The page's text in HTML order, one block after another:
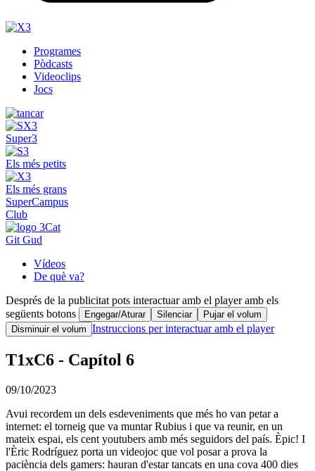
Programes
Pòdcasts
Videoclips
Jocs
Super3
Els més petits
Els més grans
SuperCampus
Club
Git Gud
Vídeos
De què va?
Després de la publicitat pots interactuar amb el player amb els
següents botons
Engegar/Aturar Silenciar
Pujar el volum
Disminuir el volum Instruccions per interactuar amb el player
T1xC6 - Capítol 6
09/10/2023
Avui recordem un dels esdeveniments que més ho van petar a
internet: el torneig que va muntar Rubius i que va reunir, en un
mateix espai, els cent youtubers amb més seguidors del país. Èpic! I
l'Èric Rodríguez porta un videojoc que vol posar a prova la
paciència dels gamers: hauran d'estar tancats en una cova 400 dies